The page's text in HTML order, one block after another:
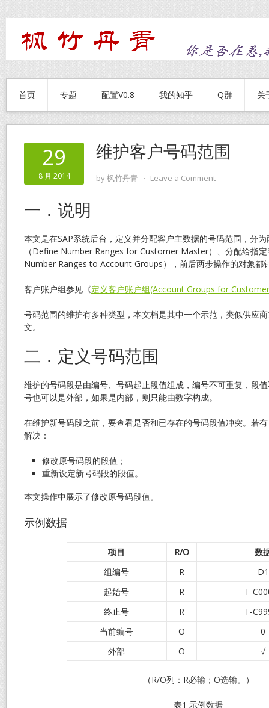
首页 专题 配置V0.8 我的知乎 Q群 关
29
8 月 2014
维护客户号码范围
by枫竹丹青 ⋅ Leave a Comment
一．说明
本文是在SAP系统后台，定义并分配客户主数据的号码范围，分
（Define Number Ranges for Customer Master）、分配给指
Number Ranges to Account Groups），前后两步操作的对象都
客户账户组参见《定义客户账户组(Account Groups for
号码范围的维护有多种类型，本文档是其中一个示范，类似供应
文。
二．定义号码范围
维护的号码段是由编号、号码起止段值组成，编号不可重复，段
号也可以是外部，如果是内部，则只能由数字构成。
在维护新号码段之前，要查看是否和已存在的号码段值冲突。若
解决：
修改原号码段的段值；
重新设定新号码段的段值。
本文操作中展示了修改原号码段值。
示例数据
项目 R/O
数
组编号
R
D1
起始号
R
T-
终止号
R
T-
当前编号
O
0
外部
O √
（R/O列：R必输；O选输。）
表1 示例数据